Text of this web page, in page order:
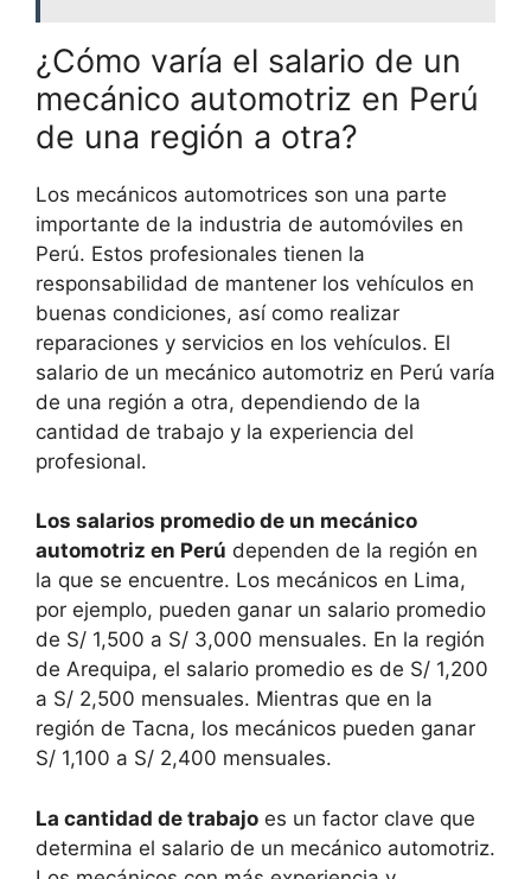
¿Cómo varía el salario de un
mecánico automotriz en Perú
de una región a otra?
Los mecánicos automotrices son una parte
importante de la industria de automóviles en
Perú. Estos profesionales tienen la
responsabilidad de mantener los vehículos en
buenas condiciones, así como realizar
reparaciones y servicios en los vehículos. El
salario de un mecánico automotriz en Perú varía
de una región a otra, dependiendo de la
cantidad de trabajo y la experiencia del
profesional.
Los salarios promedio de un mecánico
automotriz en Perú dependen de la región en
la que se encuentre. Los mecánicos en Lima,
por ejemplo, pueden ganar un salario promedio
de S/ 1,500 a S/ 3,000 mensuales. En la región
de Arequipa, el salario promedio es de S/ 1,200
a S/ 2,500 mensuales. Mientras que en la
región de Tacna, los mecánicos pueden ganar
S/ 1,100 a S/ 2,400 mensuales.
La cantidad de trabajo es un factor clave que
determina el salario de un mecánico automotriz.